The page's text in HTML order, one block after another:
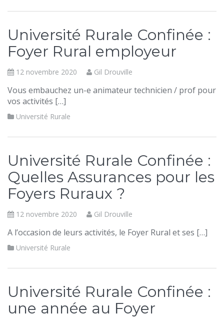
Université Rurale Confinée :
Foyer Rural employeur
12 novembre 2020 Gil Drouville
Vous embauchez un-e animateur technicien / prof pour
vos activités […]
Université Rurale
Université Rurale Confinée :
Quelles Assurances pour les
Foyers Ruraux ?
12 novembre 2020 Gil Drouville
A l’occasion de leurs activités, le Foyer Rural et ses […]
Université Rurale
Université Rurale Confinée :
une année au Foyer